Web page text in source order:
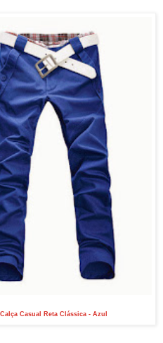
Calça Casual Reta Clássica - Azul